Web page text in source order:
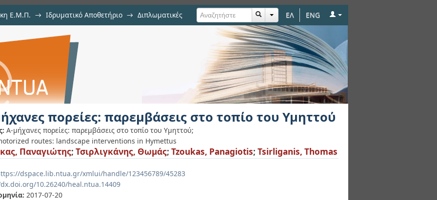
ΕΛ ENG
Ε.Μ.Π. → Ιδρυματικό Αποθετήριο → Διπλωματικές
στο τοπίο του Υμηττού
πορείες: παρεμβάσεις στο τοπίο του Υμηττού
Α-μήχανες πορείες: παρεμβάσεις στο τοπίο του Υμηττού;
routes: landscape interventions in Hymettus
Παναγιώτης; Τσιρλιγκάνης, Θωμάς; Tzoukas, Panagiotis; Tsirliganis, Thomas
dspace.lib.ntua.gr/xmlui/handle/123456789/45283
10.26240/heal.ntua.14409
2017-07-20